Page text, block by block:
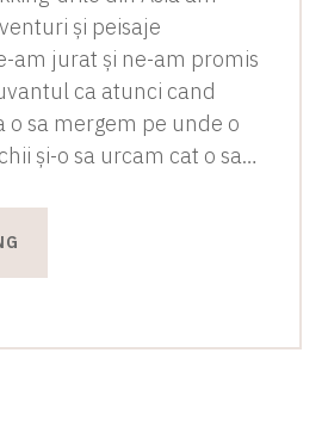
și peisaje
am jurat și ne-am promis
ca atunci cand
o sa mergem pe unde o
și-o sa urcam cat o sa…